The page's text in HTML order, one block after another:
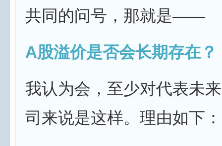
共同的问号，那就是——
A股溢价是否会长期存在？
我认为会，至少对代表未
司来说是这样。理由如下：